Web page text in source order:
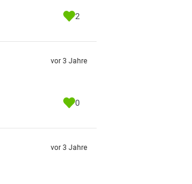
2
vor 3 Jahre
0
vor 3 Jahre